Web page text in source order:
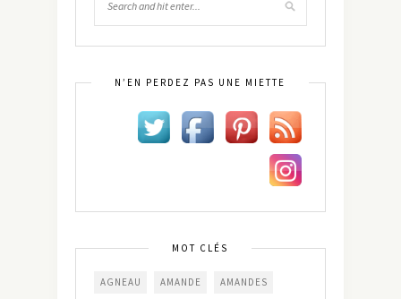
N’EN PERDEZ PAS UNE MIETTE
MOT CLÉS
AGNEAU AMANDE AMANDES